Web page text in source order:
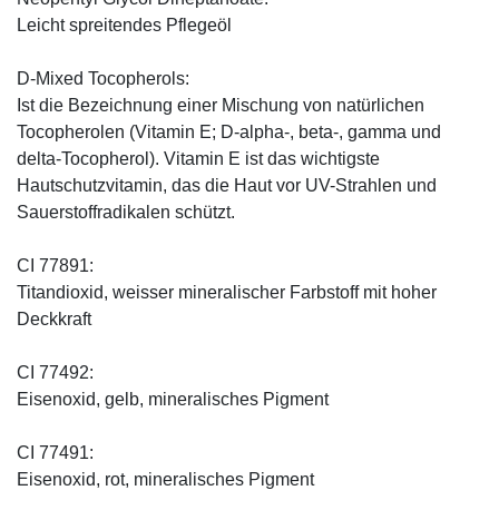
Leicht spreitendes Pflegeöl
D-Mixed Tocopherols:
Ist die Bezeichnung einer Mischung von natürlichen
Tocopherolen (Vitamin E; D-alpha-, beta-, gamma und
delta-Tocopherol). Vitamin E ist das wichtigste
Hautschutzvitamin, das die Haut vor UV-Strahlen und
Sauerstoffradikalen schützt.
CI 77891:
Titandioxid, weisser mineralischer Farbstoff mit hoher
Deckkraft
CI 77492:
Eisenoxid, gelb, mineralisches Pigment
CI 77491:
Eisenoxid, rot, mineralisches Pigment